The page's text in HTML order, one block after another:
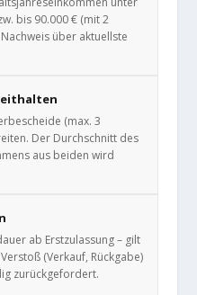
bis 90.000 € (mit 2
über aktuellste
(max. 3
Der Durchschnitt des
aus beiden wird
ab Erstzulassung – gilt
(Verkauf, Rückgabe)
zurückgefordert.